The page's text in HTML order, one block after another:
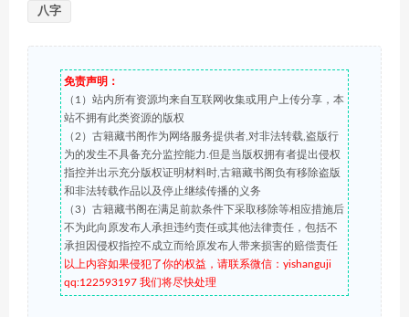
八字
免责声明：
（1）站内所有资源均来自互联网收集或用户上传分享，本
站不拥有此类资源的版权
（2）古籍藏书阁作为网络服务提供者,对非法转载,盗版行
为的发生不具备充分监控能力.但是当版权拥有者提出侵权
指控并出示充分版权证明材料时,古籍藏书阁负有移除盗版
和非法转载作品以及停止继续传播的义务
（3）古籍藏书阁在满足前款条件下采取移除等相应措施后
不为此向原发布人承担违约责任或其他法律责任，包括不
承担因侵权指控不成立而给原发布人带来损害的赔偿责任
以上内容如果侵犯了你的权益，请联系微信：yishanguji
qq:122593197 我们将尽快处理